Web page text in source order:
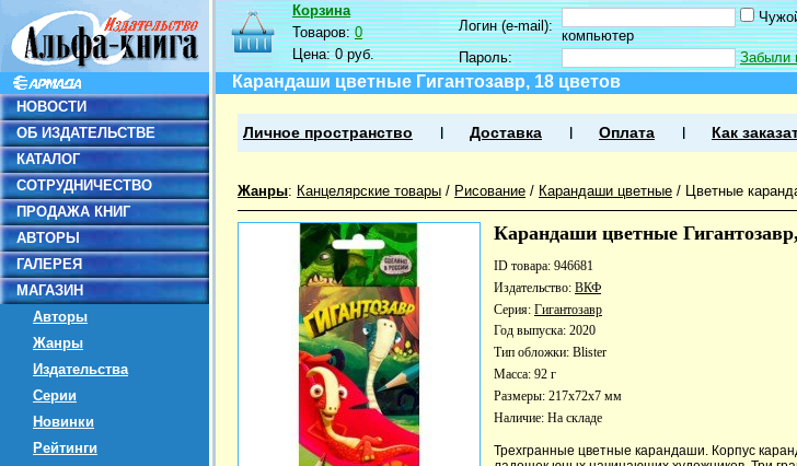
НОВОСТИ
ОБ ИЗДАТЕЛЬСТВЕ
КАТАЛОГ
СОТРУДНИЧЕСТВО
ПРОДАЖА КНИГ
АВТОРЫ
ГАЛЕРЕЯ
МАГАЗИН
Авторы
Жанры
Издательства
Серии
Новинки
Рейтинги
Корзина
Товаров:0
Цена:0 руб.
Логин (e-mail):
компьютер
Пароль:
Забыли
Карандаши цветные Гигантозавр, 18 цветов
Личное пространство Доставка Оплата Как
Жанры: Канцелярские товары / Рисование / Карандаши цветные / Цветные
Карандаши цветные
ID товара: 946681
Издательство: ВКФ
Серия: Гигантозавр
Год выпуска: 2020
Тип обложки: Blister
Масса: 92 г
Размеры: 217x72x7 мм
Наличие: На складе
Трехгранные цветные карандаши. Корпус